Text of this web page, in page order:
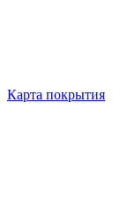
Карта покрытия